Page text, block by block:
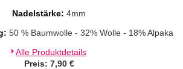
Nadelstärke: 4mm
50 % Baumwolle - 32% Wolle - 18% Alpaka
Alle Produktdetails
Preis: 7,90 €